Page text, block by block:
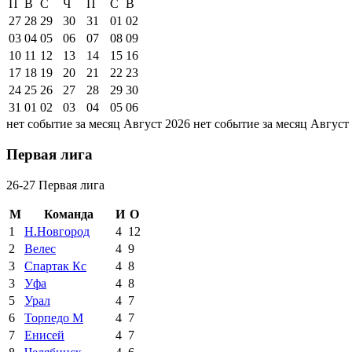
В С Ч С
В
27 28 29 30 31 01 02
03 04 05 06 07 08 09
10 11 12 13 14 15 16
17 18 19 20 21 22 23
24 25 26 27 28 29 30
31 01 02 03 04 05 06
нет событие за месяц Август 2026 нет событие за месяц Август
Первая лига
26-27 Первая лига
М Команда И О
1
Н.Новгород 4 12
2
Велес 4 9
3
Спартак Кс 4 8
3
Уфа 4 8
5
Урал 4 7
6
Торпедо М 4 7
7
Енисей 4 7